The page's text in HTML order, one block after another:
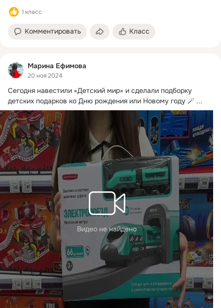
1 класс
Комментировать Класс
Марина Ефимова
20 ноя 2024
Сегодня навестили «Детский мир» и сделали подборку
детских подарков ко Дню рождения или Новому году 🪄 ...
Видео не найдено